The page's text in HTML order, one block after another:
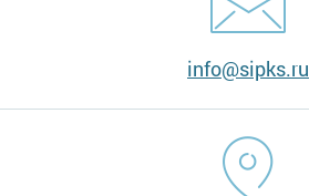
info@sipks.ru